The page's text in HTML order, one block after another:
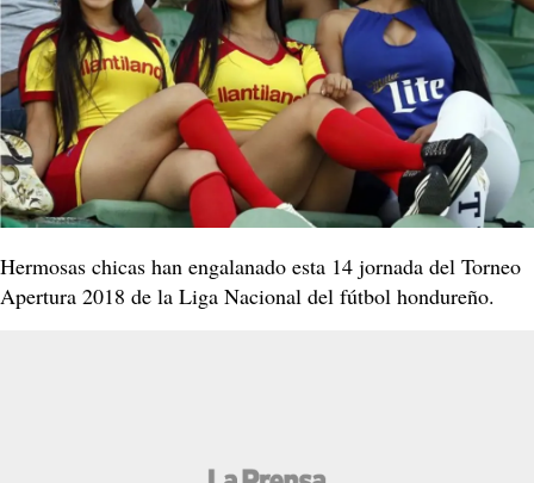
Hermosas chicas han engalanado esta 14 jornada del Torneo
Apertura 2018 de la Liga Nacional del fútbol hondureño.